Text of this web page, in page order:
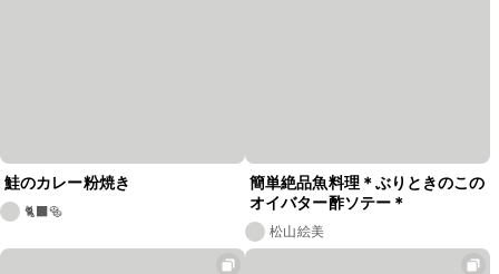
鮭のカレー粉焼き
🐈‍⬛🥯
簡単絶品魚料理＊ぶりときのこの
オイバター酢ソテー＊
松山絵美